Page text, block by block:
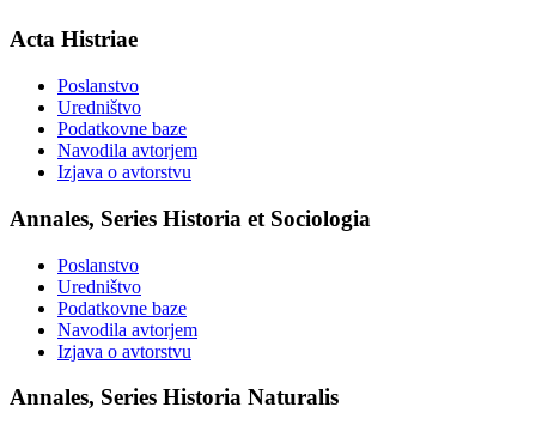
Acta Histriae
Poslanstvo
Uredništvo
Podatkovne baze
Navodila avtorjem
Izjava o avtorstvu
Annales, Series Historia et Sociologia
Poslanstvo
Uredništvo
Podatkovne baze
Navodila avtorjem
Izjava o avtorstvu
Annales, Series Historia Naturalis